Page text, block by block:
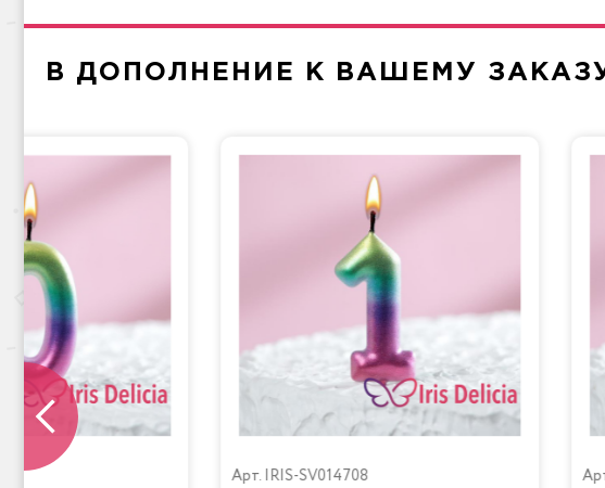
Груша-кофе-шоколад Наполеон
Фисташка-
В ДОПОЛНЕНИЕ К ВАШЕМУ
Арт. IRIS-SV014708